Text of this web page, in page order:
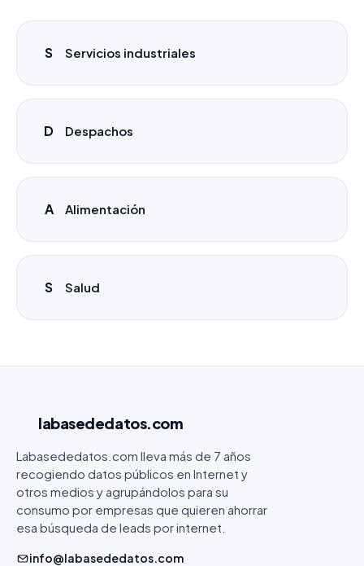
S Servicios industriales
D Despachos
A Alimentación
S Salud
labasededatos.com
Labasededatos.com lleva más de 7 años
recogiendo datos públicos en Internet y
otros medios y agrupándolos para su
consumo por empresas que quieren ahorrar
esa búsqueda de leads por internet.
info@labasededatos.com